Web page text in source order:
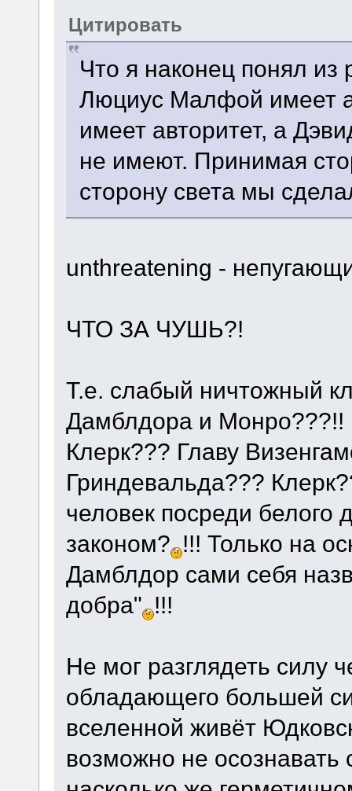
Цитировать
Что я наконец понял из
Люциус Малфой имеет
имеет авторитет, а
не имеют. Принимая
сторону света мы
unthreatening -
ЧТО ЗА ЧУШЬ?!
Т.е. слабый ничтожный
Дамблдора и Монро???!!
Клерк??? Главу
Гриндевальда???
человек посреди белого
законом? !!! Только на
Дамблдор сами себя
добра" !!!
Не мог разглядеть силу
обладающего большей
вселенной живёт
возможно не